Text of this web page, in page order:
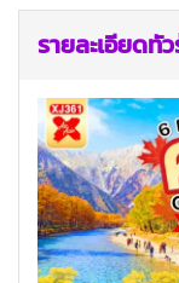
รายละเอียดทั